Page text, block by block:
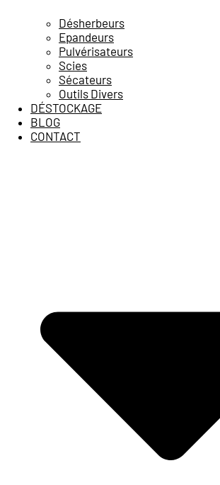
Désherbeurs
Epandeurs
Pulvérisateurs
Scies
Sécateurs
Outils Divers
DÉSTOCKAGE
BLOG
CONTACT